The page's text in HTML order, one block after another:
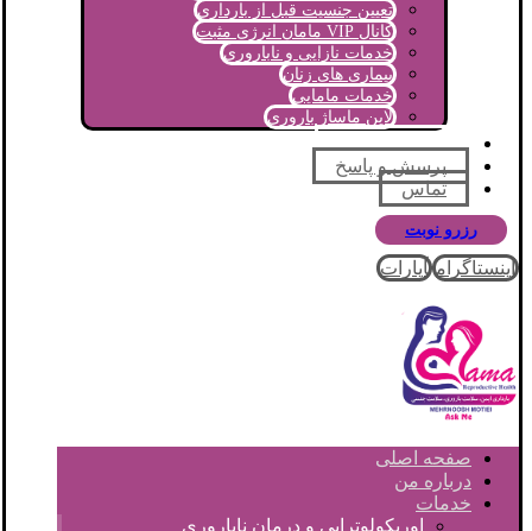
تعیین جنسیت قبل از بارداری
کانال VIP مامان انرژی مثبت
خدمات نازایی و ناباروری
بیماری های زنان
خدمات مامایی
لاین ماساژ باروری
مجله آموزشی
پرسش و پاسخ
تماس
رزرو نوبت
اینستاگرام آپارات
صفحه اصلی
درباره من
خدمات
اوریکولوتراپی و درمان ناباروری